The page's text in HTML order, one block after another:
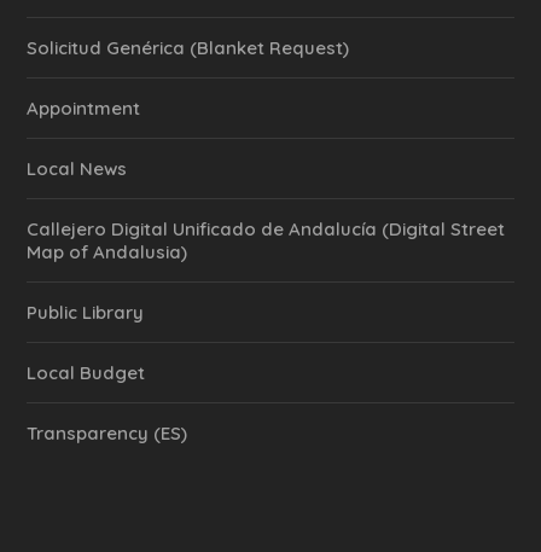
Solicitud Genérica (Blanket Request)
Appointment
Local News
Callejero Digital Unificado de Andalucía (Digital Street
Map of Andalusia)
Public Library
Local Budget
Transparency (ES)